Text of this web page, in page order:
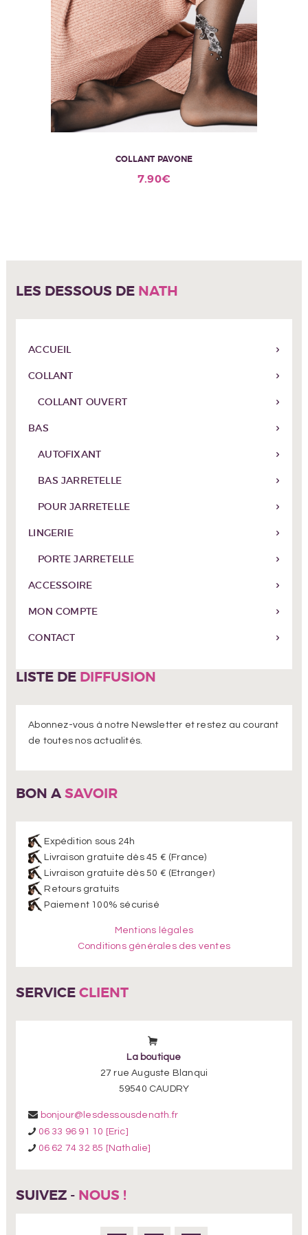
COLLANT PAVONE
7.90€
peuvent
choisies
LES DESSOUS DE NATH
ACCUEIL
COLLANT
COLLANT OUVERT
BAS
AUTOFIXANT
BAS JARRETELLE
POUR JARRETELLE
LINGERIE
PORTE JARRETELLE
ACCESSOIRE
MON COMPTE
CONTACT
LISTE DE DIFFUSION
Abonnez-vous à notre Newsletter et restez au courant
de toutes nos actualités.
BON A SAVOIR
Expédition sous 24h
Livraison gratuite dès 45 € (France)
Livraison gratuite dès 50 € (Etranger)
Retours gratuits
Paiement 100% sécurisé
Mentions légales
Conditions générales des ventes
SERVICE CLIENT
La boutique
27 rue Auguste Blanqui
59540 CAUDRY
bonjour@lesdessousdenath.fr
06 33 96 91 10 [Eric]
06 62 74 32 85 [Nathalie]
SUIVEZ - NOUS !